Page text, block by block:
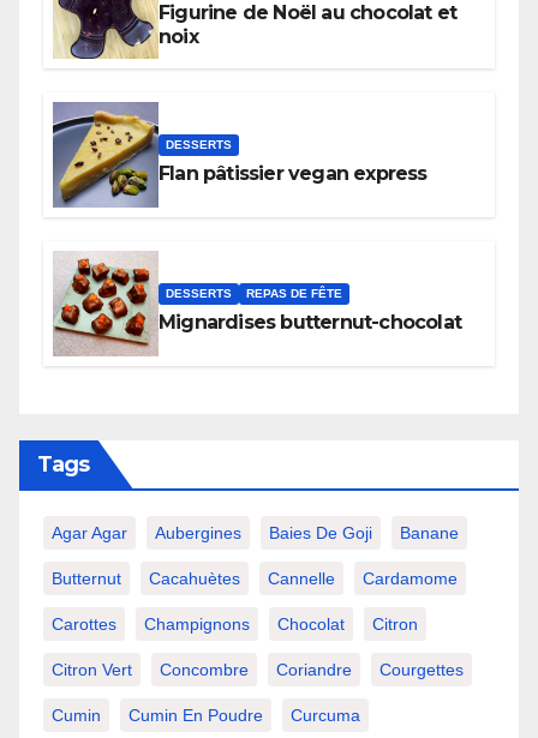
Figurine de Noël au chocolat et
noix
DESSERTS
Flan pâtissier vegan express
DESSERTS REPAS DE FÊTE
Mignardises butternut-chocolat
Tags
Agar Agar Aubergines Baies De Goji Banane
Butternut Cacahuètes Cannelle Cardamome
Carottes Champignons Chocolat Citron
Citron Vert Concombre Coriandre Courgettes
Cumin Cumin En Poudre Curcuma